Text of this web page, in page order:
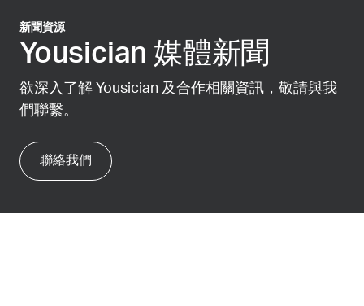
新聞資源
Yousician 媒體新聞
欲深入了解 Yousician 及合作相關資訊，敬請與我
們聯繫。
聯絡我們